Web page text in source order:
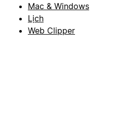
Mac & Windows
Lịch
Web Clipper